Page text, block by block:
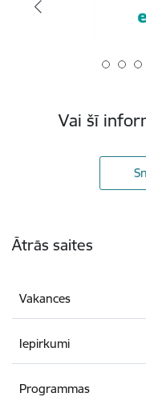
Vai šī
Ātrās saites
Vakances
Iepirkumi
Programmas